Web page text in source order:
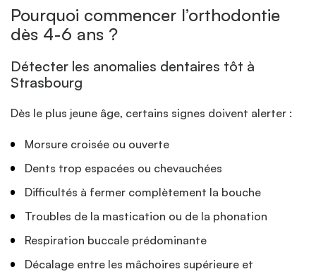
Pourquoi commencer l’orthodontie
dès 4-6 ans ?
Détecter les anomalies dentaires tôt à
Strasbourg
Dès le plus jeune âge, certains signes doivent alerter :
Morsure croisée ou ouverte
Dents trop espacées ou chevauchées
Difficultés à fermer complètement la bouche
Troubles de la mastication ou de la phonation
Respiration buccale prédominante
Décalage entre les mâchoires supérieure et